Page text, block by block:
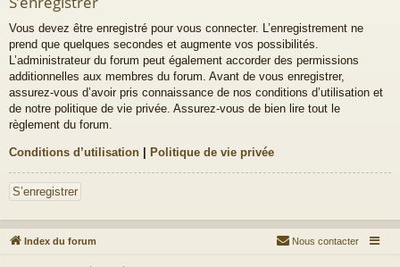
Vous devez être enregistré pour vous connecter. L’enregistrement ne
prend que quelques secondes et augmente vos possibilités.
L’administrateur du forum peut également accorder des permissions
additionnelles aux membres du forum. Avant de vous enregistrer,
assurez-vous d’avoir pris connaissance de nos conditions d’utilisation et
de notre politique de vie privée. Assurez-vous de bien lire tout le
règlement du forum.
Conditions d’utilisation | Politique de vie privée
S’enregistrer
Index du forum Nous contacter